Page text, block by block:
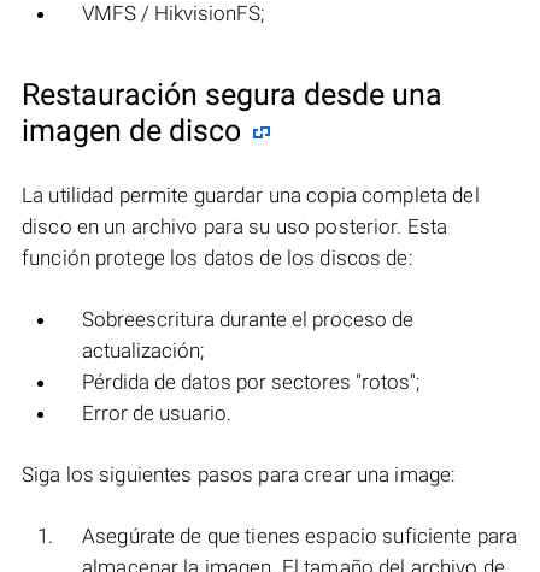
VMFS / HikvisionFS;
Restauración segura desde una
imagen de disco
La utilidad permite guardar una copia completa del
disco en un archivo para su uso posterior. Esta
función protege los datos de los discos de:
Sobreescritura durante el proceso de
actualización;
Pérdida de datos por sectores "rotos";
Error de usuario.
Siga los siguientes pasos para crear una image:
Asegúrate de que tienes espacio suficiente para